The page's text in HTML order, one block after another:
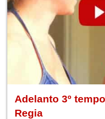
Adelanto 3º
Regia